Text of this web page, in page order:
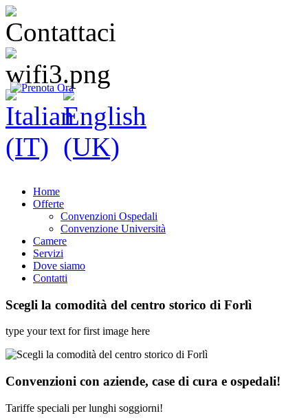
Home
Offerte
Convenzioni Ospedali
Convenzione Università
Camere
Servizi
Dove siamo
Contatti
Scegli la comodità del centro storico di Forlì
type your text for first image here
Convenzioni con aziende, case di cura e ospedali!
Tariffe speciali per lunghi soggiorni!